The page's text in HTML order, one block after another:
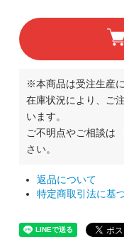
※本商品は受注生産
在庫状況により、ご
います。
ご不明点やご相談は
さい。
返品について
特定商取引法に基